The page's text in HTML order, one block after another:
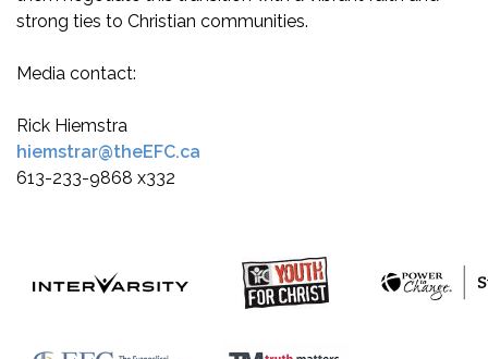
strong ties to Christian communities.
Media contact:
Rick Hiemstra
hiemstrar@theEFC.ca
613-233-9868 x332